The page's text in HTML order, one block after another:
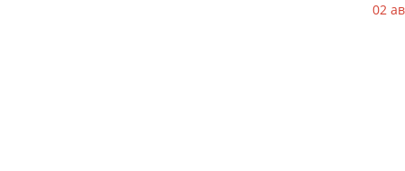
02